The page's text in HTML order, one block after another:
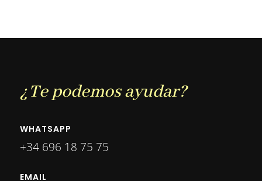
¿Te podemos ayudar?
WHATSAPP
+34 696 18 75 75
EMAIL